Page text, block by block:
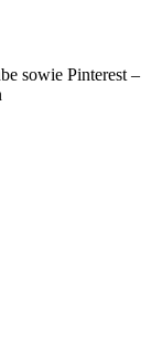
sowie Pinterest –